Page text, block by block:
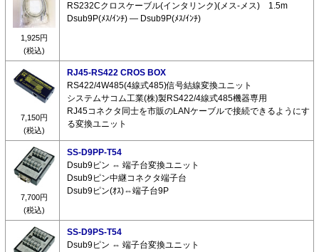
1,925円
(税込)
RS232Cクロスケーブル(インタリンク)(メス-メス) 1.5m
Dsub9P(ﾒｽ/ｲﾝﾁ) ― Dsub9P(ﾒｽ/ｲﾝﾁ)
7,150円
(税込)
RJ45-RS422 CROS BOX
RS422/4W485(4線式485)信号結線変換ユニット
システムサコム工業(株)製RS422/4線式485機器専用
RJ45コネクタ同士を市販のLANケーブルで接続できるようにす
る変換ユニット
7,700円
(税込)
SS-D9PP-T54
Dsub9ピン ⇔ 端子台変換ユニット
Dsub9ピン中継コネクタ端子台
Dsub9ピン(ｵｽ)⇔端子台9P
SS-D9PS-T54
Dsub9ピン ⇔ 端子台変換ユニット